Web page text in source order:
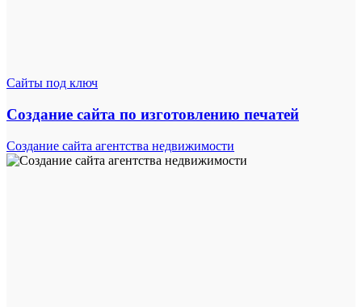
Сайты под ключ
Создание сайта по изготовлению печатей
Создание сайта агентства недвижимости